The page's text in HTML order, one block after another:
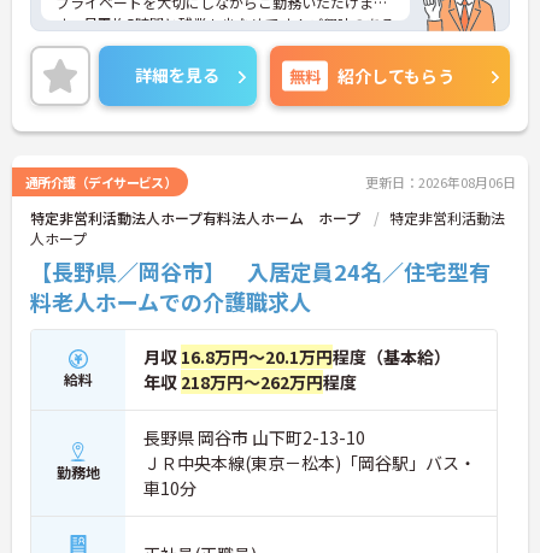
す。月平均5時間と残業も少なめです！ご興味のある
方には、面接対策ポイント等、さらに詳細をお話し
しますのでお気軽にご相談ください！
詳細を見る 無料 紹介してもらう
通所介護（デイサービス） 更新日：2026年08月06日
特定非営利活動法人ホープ有料法人ホーム ホープ
特定非営利活動法
人ホープ
【長野県／岡谷市】 入居定員24名／住宅型有
料老人ホームでの介護職求人
給料
月収 16.8万円～20.1万円程度（基本給）
年収 218万円～262万円程度
勤務地
長野県 岡谷市 山下町2-13-10
ＪＲ中央本線(東京－松本)「岡谷駅」バス・
車10分